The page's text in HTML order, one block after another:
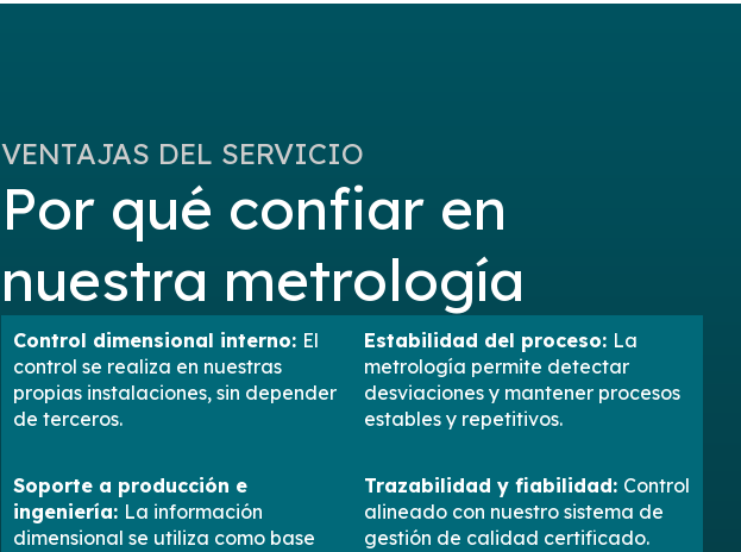
VENTAJAS DEL SERVICIO
Por qué confiar en
nuestra metrología
Control dimensional interno: El
control se realiza en nuestras
propias instalaciones, sin depender
de terceros.
Estabilidad del proceso: La
metrología permite detectar
desviaciones y mantener procesos
estables y repetitivos.
Soporte a producción e
ingeniería: La información
dimensional se utiliza como base
Trazabilidad y fiabilidad: Control
alineado con nuestro sistema de
gestión de calidad certificado.